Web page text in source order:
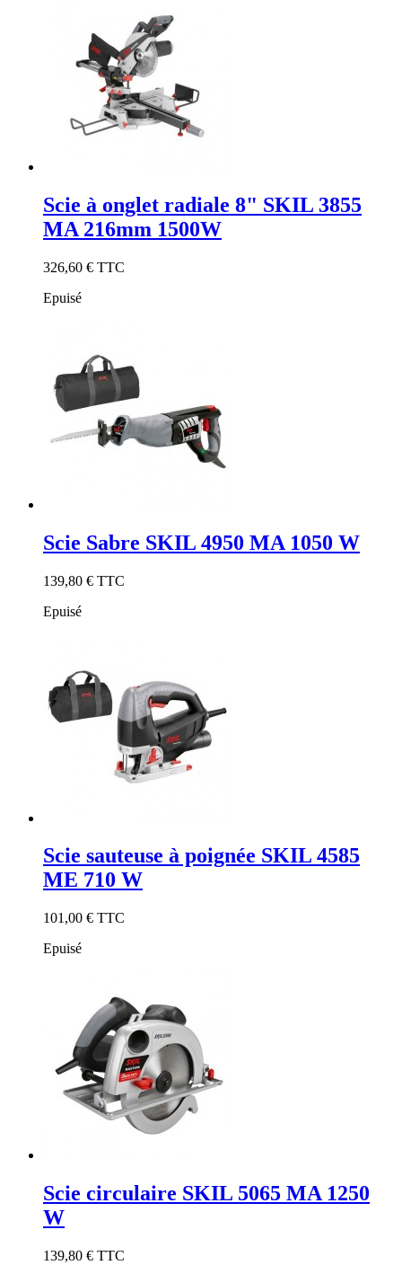
Scie à onglet radiale 8" SKIL 3855
MA 216mm 1500W
326,60 € TTC
Epuisé
Scie Sabre SKIL 4950 MA 1050 W
139,80 € TTC
Epuisé
Scie sauteuse à poignée SKIL 4585
ME 710 W
101,00 € TTC
Epuisé
Scie circulaire SKIL 5065 MA 1250
W
139,80 € TTC